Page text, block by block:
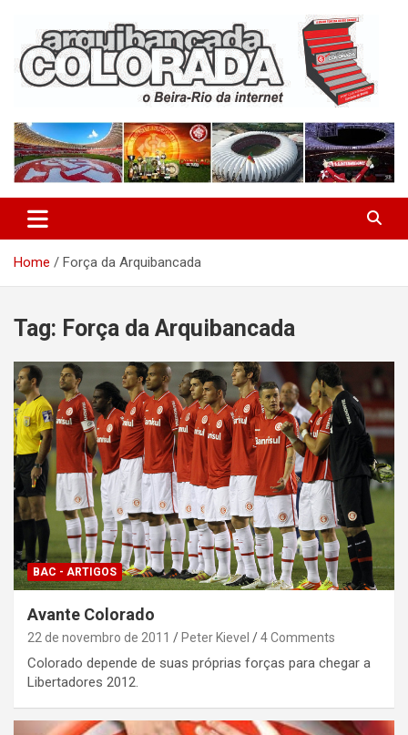
content
Arquibancada Colorada
Home Força da Arquibancada
Tag: Força da Arquibancada
BAC - ARTIGOS
Avante Colorado
22 de novembro de 2011 Peter Kievel 4 Comments
Colorado depende de suas próprias forças para chegar a
Libertadores 2012.